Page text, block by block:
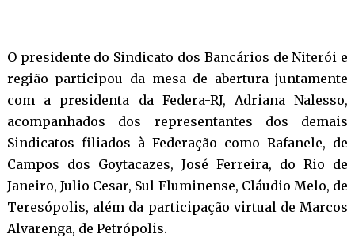
O presidente do Sindicato dos Bancários de Niterói e
região participou da mesa de abertura juntamente
com a presidenta da Federa-RJ, Adriana Nalesso,
acompanhados dos representantes dos demais
Sindicatos filiados à Federação como Rafanele, de
Campos dos Goytacazes, José Ferreira, do Rio de
Janeiro, Julio Cesar, Sul Fluminense, Cláudio Melo, de
Teresópolis, além da participação virtual de Marcos
Alvarenga, de Petrópolis.